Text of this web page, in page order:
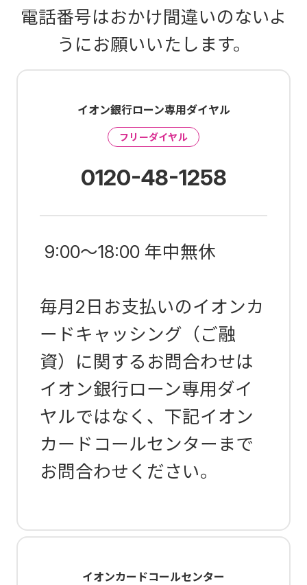
電話番号はおかけ間違いのないよ
うにお願いいたします。
イオン銀行ローン専用ダイヤル
フリーダイヤル
0120-48-1258
9:00～18:00 年中無休
毎月2日お支払いのイオンカ
ードキャッシング（ご融
資）に関するお問合わせは
イオン銀行ローン専用ダイ
ヤルではなく、下記イオン
カードコールセンターまで
お問合わせください。
イオンカードコールセンター